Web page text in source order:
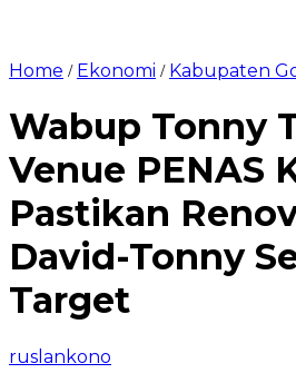
Home / Ekonomi / Kabupaten
Wabup Tonny
Venue PENAS
Pastikan
David-Tonny
Target
ruslankono